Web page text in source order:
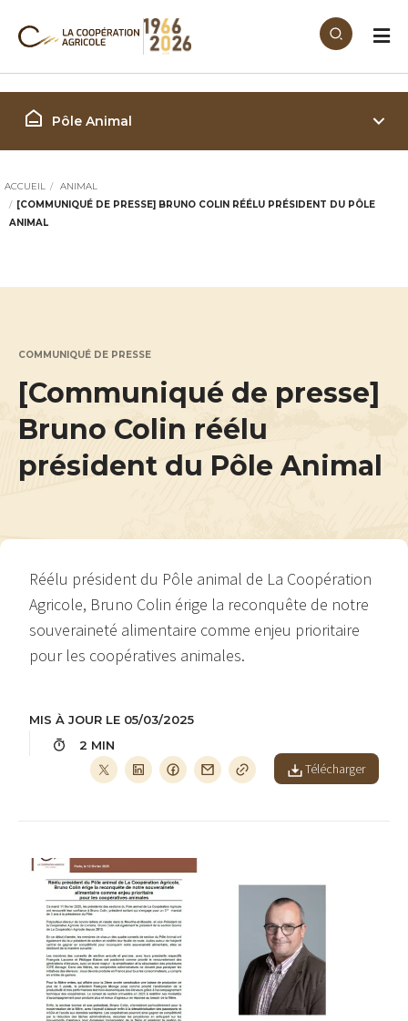
Filière Animal
Pôle Animal
ACCUEIL
ANIMAL
[COMMUNIQUÉ DE PRESSE] BRUNO COLIN RÉÉLU PRÉSIDENT DU PÔLE
ANIMAL
COMMUNIQUÉ DE PRESSE
[Communiqué de presse]
Bruno Colin réélu
président du Pôle Animal
Réélu président du Pôle animal de La Coopération
Agricole, Bruno Colin érige la reconquête de notre
souveraineté alimentaire comme enjeu prioritaire
pour les coopératives animales.
MIS À JOUR LE 05/03/2025
2 MIN
Télécharger